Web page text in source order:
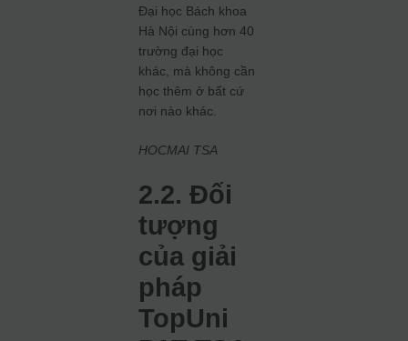
Đại học Bách khoa
Hà Nội cùng hơn 40
trường đại học
khác, mà không cần
học thêm ở bất cứ
nơi nào khác.
HOCMAI TSA
2.2. Đối
tượng
của giải
pháp
TopUni